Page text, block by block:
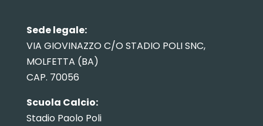
Sede legale:
VIA GIOVINAZZO C/O STADIO POLI SNC,
MOLFETTA (BA)
CAP. 70056
Scuola Calcio:
Stadio Paolo Poli